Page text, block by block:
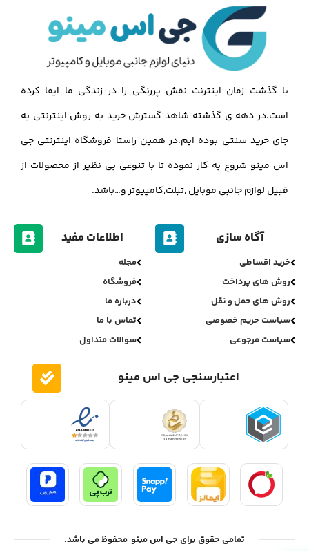
با گذشت زمان اینترنت نقش پررنگی را در زندگی ما ایفا کرده
است.در دهه ی گذشته شاهد گسترش خرید به روش اینترنتی به
جای خرید سنتی بوده ایم.در همین راستا فروشگاه اینترنتی جی
اس مینو شروع به کار نموده تا با تنوعی بی نظیر از محصولات از
قبیل لوازم جانبی موبایل ,تبلت,کامپیوتر و…باشد.
آگاه سازی
خرید اقساطی
روش های پرداخت
روش های حمل و نقل
سیاست حریم خصوصی
سیاست مرجوعی
اطلاعات مفید
مجله
فروشگاه
درباره ما
تماس با ما
سوالات متداول
اعتبارسنجی جی اس مینو
تمامی حقوق برای جی اس مینو محفوظ می باشد.